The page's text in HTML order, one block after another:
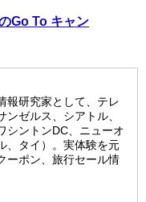
Go To キャン
報研究家として、テレ
ゼルス、シアトル、
シントンDC、ニューオ
、タイ）。実体験を元
ーポン、旅行セール情